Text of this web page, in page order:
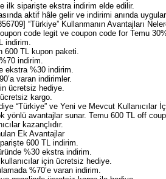
ilk siparişte ekstra indirim elde edilir.
aktif hâle gelir ve indirimi anında
“Türkiye” Kullanmanın Avantajları
code legit ve coupon code for Temu
indirim.
600 TL kupon paketi.
indirim.
ekstra %30 indirim.
varan indirimler.
ücretsiz hediye.
kargo.
“Türkiye” ve Yeni ve Mevcut Kullanıcılar
yönlü avantajlar sunar. Temu 600 TL off
kazançlıdır.
Ek Avantajlar
600 TL indirim.
%30 ekstra indirim.
için ücretsiz hediye.
%70’e varan indirim.